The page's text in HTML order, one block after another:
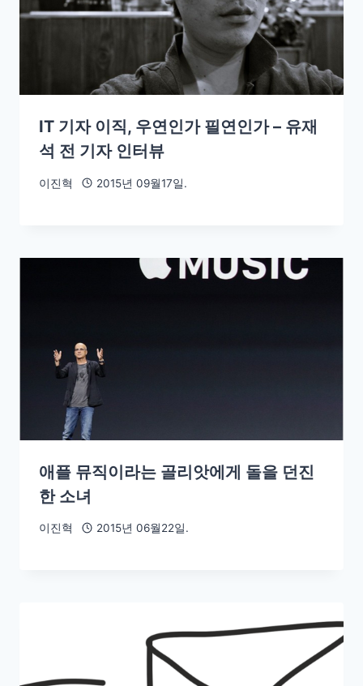
IT 기자 이직, 우연인가 필연인가 – 유재
석 전 기자 인터뷰
이진혁 2015년 09월17일.
애플 뮤직이라는 골리앗에게 돌을 던진
한 소녀
이진혁 2015년 06월22일.